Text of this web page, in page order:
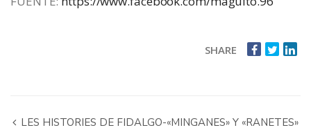
SHARE
LES HISTORIES DE FIDALGO-«MINGANES» Y «RANETES»